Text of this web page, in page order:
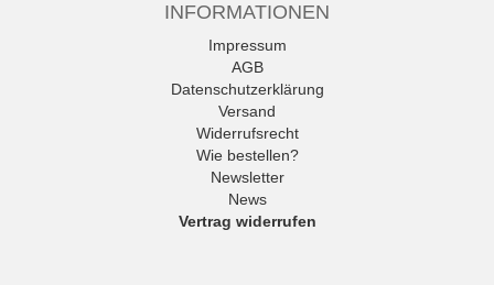
INFORMATIONEN
Impressum
AGB
Datenschutzerklärung
Versand
Widerrufsrecht
Wie bestellen?
Newsletter
News
Vertrag widerrufen